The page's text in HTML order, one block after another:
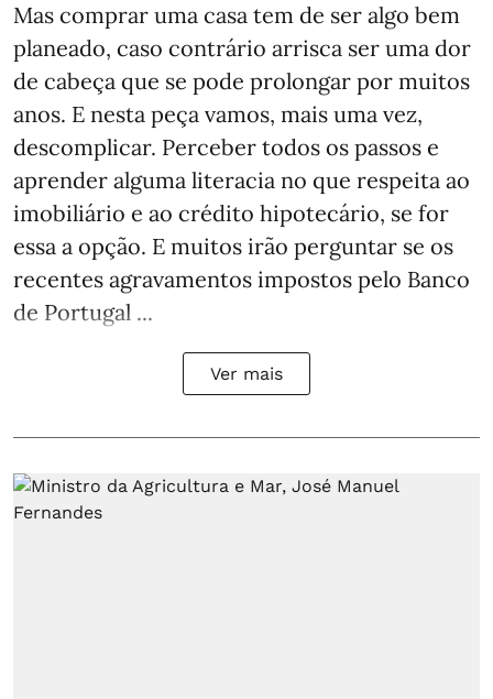
Mas comprar uma casa tem de ser algo bem
planeado, caso contrário arrisca ser uma dor
de cabeça que se pode prolongar por muitos
anos. E nesta peça vamos, mais uma vez,
descomplicar. Perceber todos os passos e
aprender alguma literacia no que respeita ao
imobiliário e ao crédito hipotecário, se for
essa a opção. E muitos irão perguntar se os
recentes agravamentos impostos pelo Banco
de Portugal ...
Ver mais